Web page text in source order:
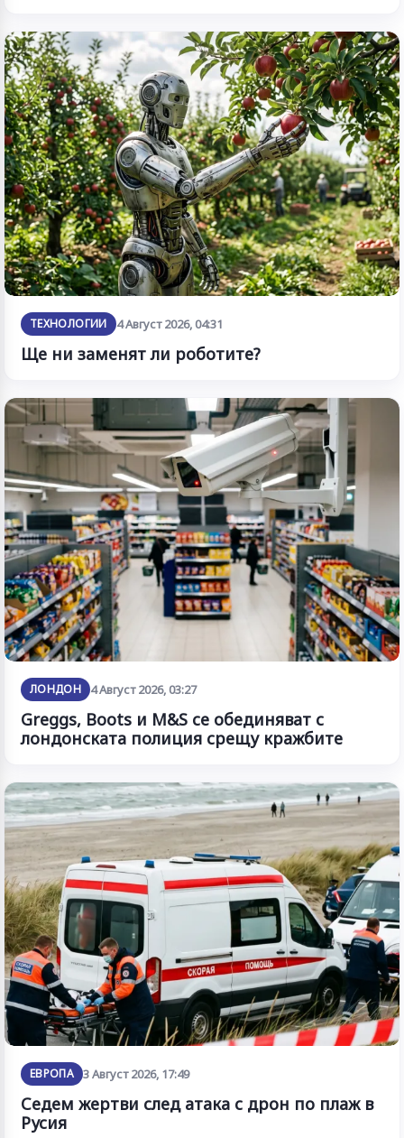
ТЕХНОЛОГИИ 4 Август 2026, 04:31
Ще ни заменят ли роботите?
ЛОНДОН 4 Август 2026, 03:27
Greggs, Boots и M&S се обединяват с
лондонската полиция срещу кражбите
ЕВРОПА 3 Август 2026, 17:49
Седем жертви след атака с дрон по плаж в
Русия